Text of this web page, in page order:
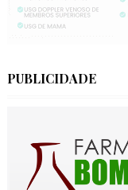
PUBLICIDADE